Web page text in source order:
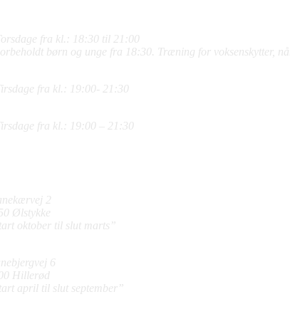
fra kl.: 18:30 til 21:00
børn og unge fra 18:30. Træning for voksenskytter,
fra kl.: 19:00- 21:30
fra kl.: 19:00 – 21:30
2
Ølstykke
oktober til slut marts”
6
Hillerød
april til slut september”